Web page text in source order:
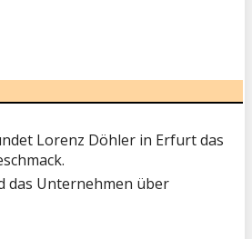
Lorenz Döhler in Erfurt das
das Unternehmen über